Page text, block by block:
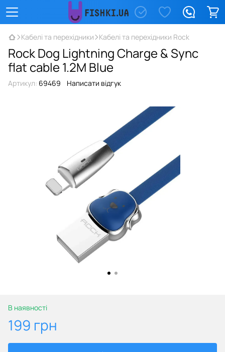
Кабелі та перехідники Кабелі та перехідники Rock
Rock Dog Lightning Charge & Sync
flat cable 1.2M Blue
Артикул: 69469 Написати відгук
В наявності
199 грн